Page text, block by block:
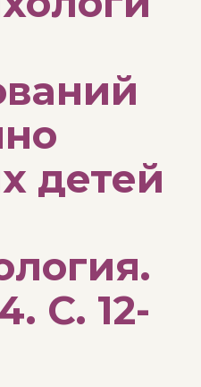
детей
С. 12-